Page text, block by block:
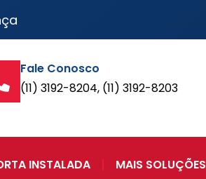
Fale Conosco
(11) 3192-8204, (11) 3192-8203
INSTALADA MAIS SOLUÇÕES